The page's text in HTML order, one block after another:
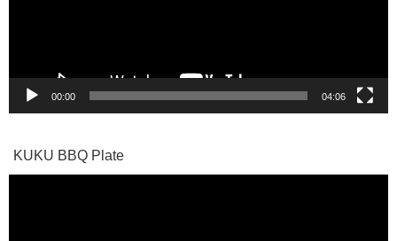
00:00 04:06
KUKU BBQ Plate